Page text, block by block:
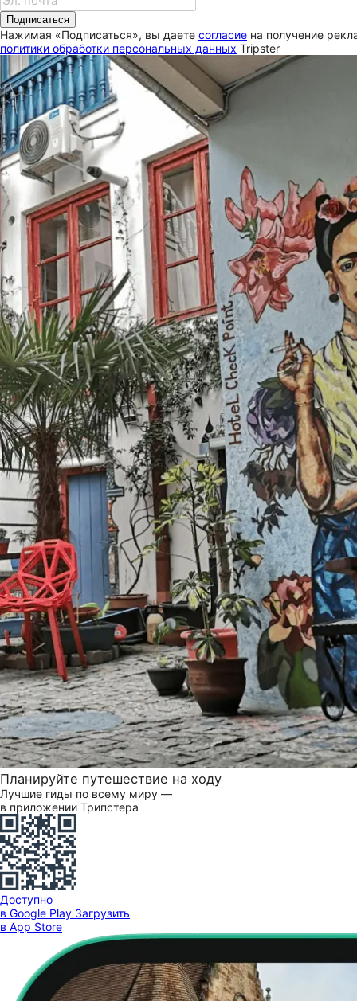
Подписаться
Нажимая «Подписаться», вы даете согласие на получение
политики обработки персональных данных Tripster
Планируйте путешествие на ходу
Лучшие гиды по всему миру —
в приложении Трипстера
Доступно
в Google Play Загрузить
в App Store